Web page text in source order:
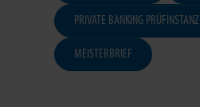
PRIVATE BANKING PRÜFINSTANZ
MEISTERBRIEF